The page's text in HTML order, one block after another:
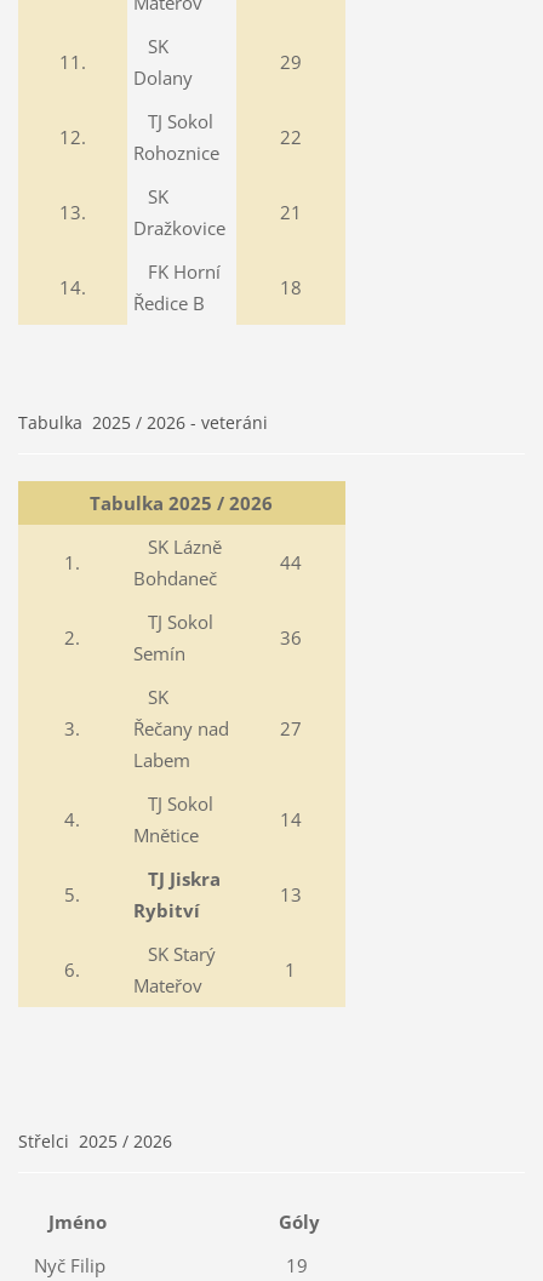
11.
SK
Dolany
29
12.
TJ Sokol
Rohoznice
22
13.
SK
Dražkovice
21
14.
FK Horní
Ředice B
18
Tabulka 2025 / 2026 - veteráni
Tabulka 2025 / 2026
1.
SK Lázně
Bohdaneč
44
2.
TJ Sokol
Semín
36
3.
SK
Řečany nad
Labem
27
4.
TJ Sokol
Mnětice
14
5.
TJ Jiskra
Rybitví
13
6.
SK Starý
Mateřov
1
Střelci 2025 / 2026
Jméno
Góly
Nyč Filip
19